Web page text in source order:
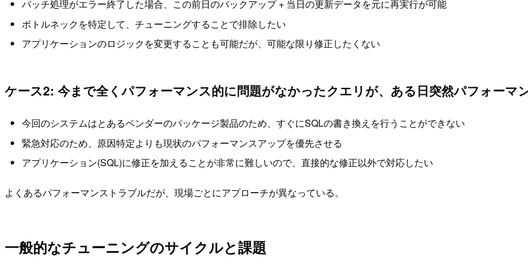
バッチ処理がエラー終了した場合、この前日のバックアップ + 当日の更新データを元に再実行が可能
ボトルネックを特定して、チューニングすることで排除したい
アプリケーションのロジックを変更することも可能だが、可能な限り修正したくない
ケース2: 今まで全くパフォーマンス的に問題がなかったクエリが、ある日突然パフォーマ
今回のシステムはとあるベンダーのパッケージ製品のため、すぐにSQLの書き換えを行うことができない
緊急対応のため、原因特定よりも現状のパフォーマンスアップを優先させる
アプリケーション(SQL)に修正を加えることが非常に難しいので、直接的な修正以外で対応したい
よくあるパフォーマンストラブルだが、現場ごとにアプローチが異なっている。
一般的なチューニングのサイクルと課題